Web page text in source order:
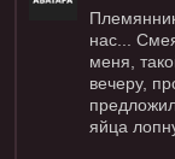
нас...
меня,
вечеру,
яйца